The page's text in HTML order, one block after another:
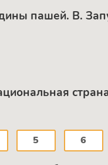
пашей. B.
5 6